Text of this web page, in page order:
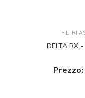
FILTRI
DELTA RX -
Prezzo: